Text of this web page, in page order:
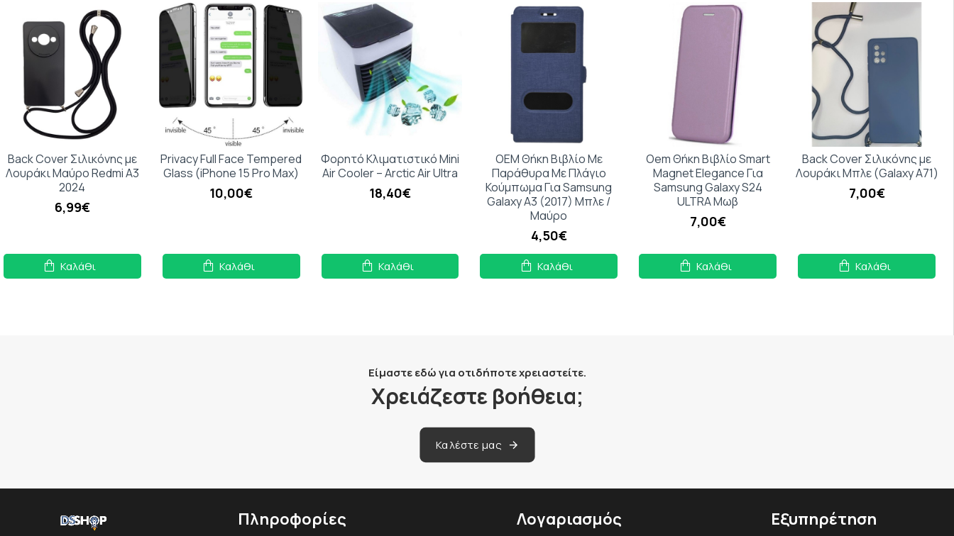
Back Cover Σιλικόνης με
Λουράκι Μαύρο Redmi A3
2024
6,99€
Καλάθι
Privacy Full Face Tempered
Glass (iPhone 15 Pro Max)
10,00€
Καλάθι
Φορητό Κλιματιστικό Mini
Air Cooler – Arctic Air Ultra
18,40€
Καλάθι
OEM Θήκη Βιβλίο Με
Παράθυρα Με Πλάγιο
Κούμπωμα Για Samsung
Galaxy A3 (2017) Μπλε /
Μαύρο
4,50€
Καλάθι
Oem Θήκη Βιβλίο Smart
Magnet Elegance Για
Samsung Galaxy S24
ULTRA Μωβ
7,00€
Καλάθι
Back Cover Σιλικόνης με
Λουράκι Μπλε (Galaxy A71)
7,00€
Καλάθι
Είμαστε εδώ για οτιδήποτε χρειαστείτε.
Χρειάζεστε βοήθεια;
Καλέστε μας
Πληροφορίες Λογαριασμός Εξυπηρέτηση